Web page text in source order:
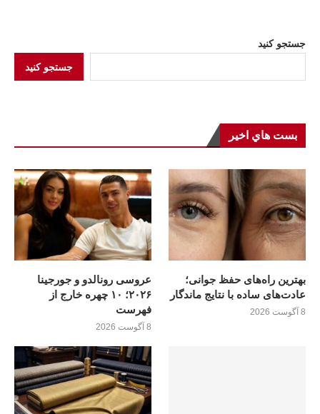
جستجو کنید
جستجو کنید
بست هاي اخير
بهترین راه‌های حفظ جوانی؛
عادت‌های ساده با نتایج ماندگار
8 آگوست 2026
عروسی رونالدو و جورجینا
۲۰۲۶؛ ۱۰ چهره خارج از
فهرست
8 آگوست 2026